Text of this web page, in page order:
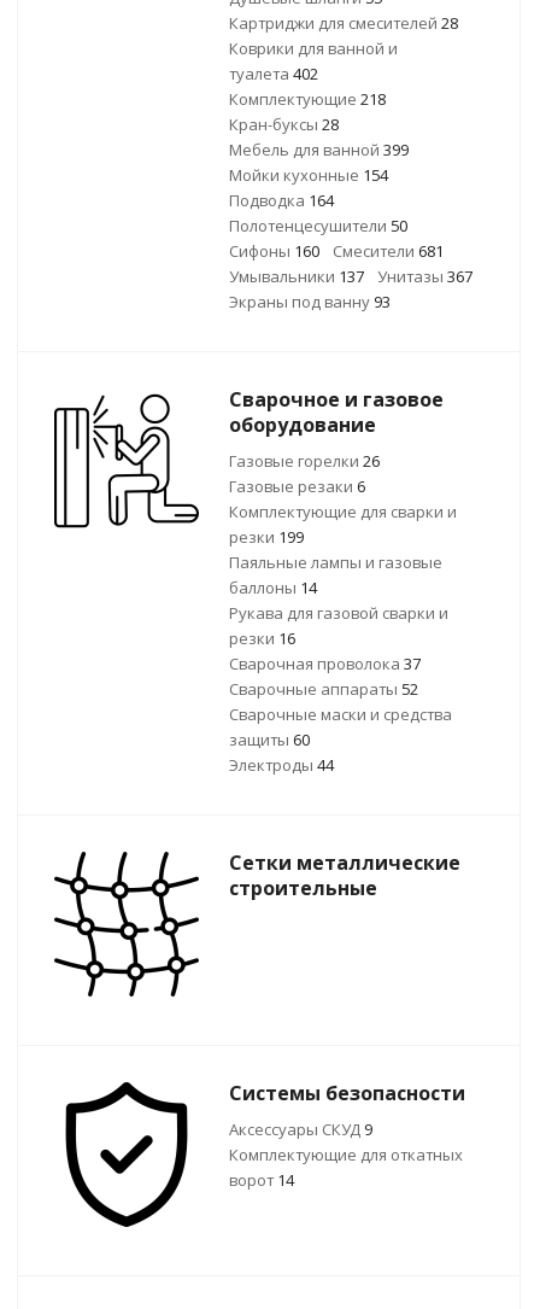
Картриджи для смесителей 28
Коврики для ванной и
туалета 402
Комплектующие 218
Кран-буксы 28
Мебель для ванной 399
Мойки кухонные 154
Подводка 164
Полотенцесушители 50
Сифоны 160 Смесители 681
Умывальники 137 Унитазы 367
Экраны под ванну 93
Сварочное и газовое
оборудование
Газовые горелки 26
Газовые резаки 6
Комплектующие для сварки и
резки 199
Паяльные лампы и газовые
баллоны 14
Рукава для газовой сварки и
резки 16
Сварочная проволока 37
Сварочные аппараты 52
Сварочные маски и средства
защиты 60
Электроды 44
Сетки металлические
строительные
Системы безопасности
Аксессуары СКУД 9
Комплектующие для откатных
ворот14